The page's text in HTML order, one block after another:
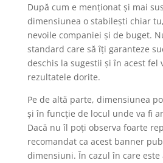
După cum e menționat și mai
dimensiunea o stabilești chiar
nevoile companiei și de buget.
standard care să îți garanteze
deschis la sugestii și în acest fel
rezultatele dorite.
Pe de altă parte, dimensiunea
și în funcție de locul unde va fi
Dacă nu îl poți observa foarte
recomandat ca acest banner
dimensiuni. În cazul în care